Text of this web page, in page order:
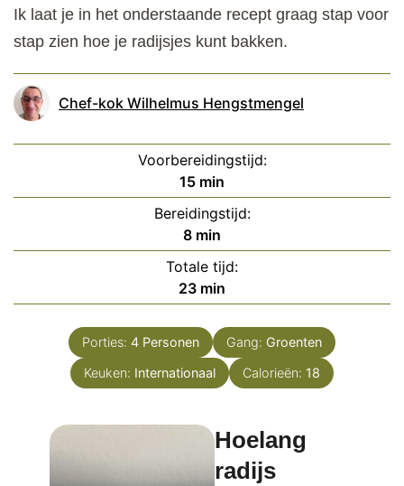
Ik laat je in het onderstaande recept graag stap voor
stap zien hoe je radijsjes kunt bakken.
Chef-kok Wilhelmus Hengstmengel
Voorbereidingstijd:
15minuten
min
Bereidingstijd:
8minuten
min
Totale tijd:
23minuten
min
Porties: 4 Personen Gang: Groenten
Keuken: Internationaal Calorieën: 18
Hoelang
radijs